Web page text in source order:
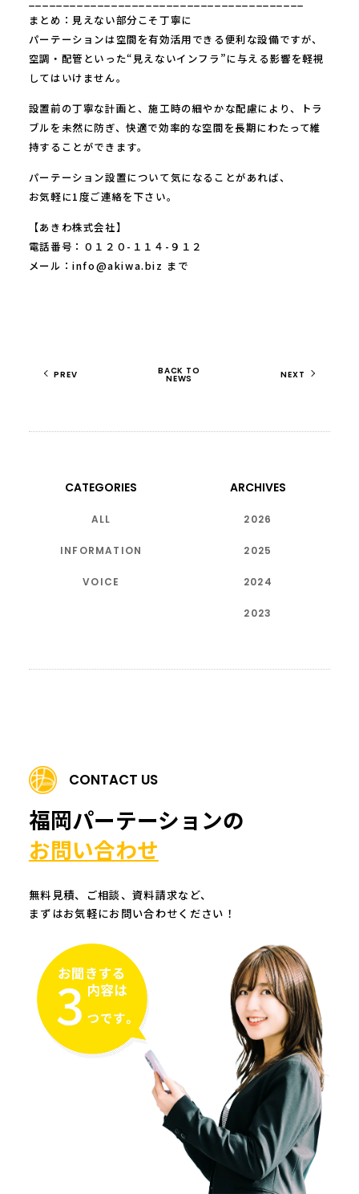
まとめ：見えない部分こそ丁寧に
パーテーションは空間を有効活用できる便利な設備ですが、
空調・配管といった“見えないインフラ”に与える影響を軽視
してはいけません。
設置前の丁寧な計画と、施工時の細やかな配慮により、トラ
ブルを未然に防ぎ、快適で効率的な空間を長期にわたって維
持することができます。
パーテーション設置について気になることがあれば、
お気軽に1度ご連絡を下さい。
【あきわ株式会社】
電話番号：０１２０-１１４-９１２
メール：info@akiwa.biz まで
PREV BACK TO
NEWS NEXT
CATEGORIES
ALL
INFORMATION
VOICE
ARCHIVES
2026
2025
2024
2023
CONTACT US
福岡パーテーションの
お問い合わせ
無料見積、ご相談、資料請求など、
まずはお気軽にお問い合わせください！